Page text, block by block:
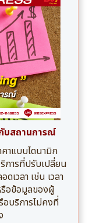
บสถานการณ์
าแบบไดนามิก
การที่ปรับเปลี่ยน
เวลา เช่น เวลา
รือข้อมูลของผู้
อบริการไม่คงที่